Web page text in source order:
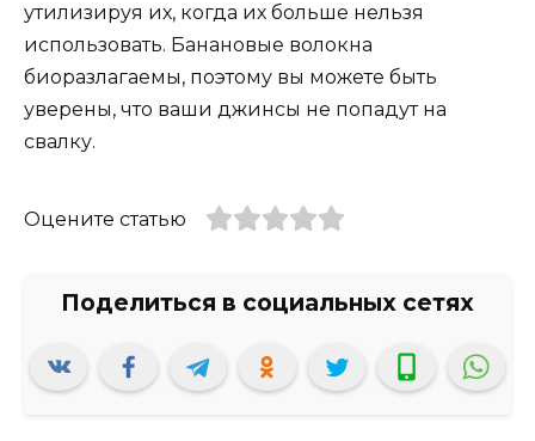
утилизируя их, когда их больше нельзя
использовать. Банановые волокна
биоразлагаемы, поэтому вы можете быть
уверены, что ваши джинсы не попадут на
свалку.
Оцените статью